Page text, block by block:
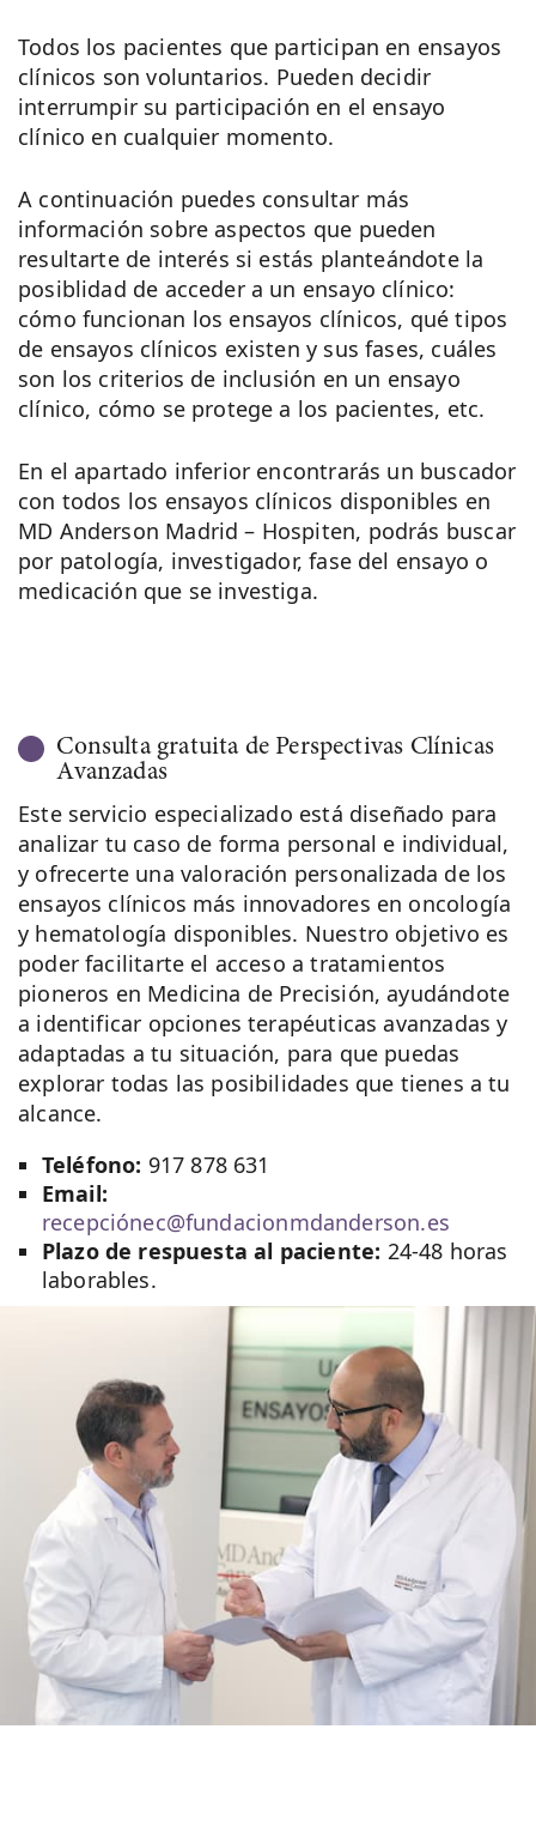
Todos los pacientes que participan en ensayos
clínicos son voluntarios. Pueden decidir
interrumpir su participación en el ensayo
clínico en cualquier momento.
A continuación puedes consultar más
información sobre aspectos que pueden
resultarte de interés si estás planteándote la
posiblidad de acceder a un ensayo clínico:
cómo funcionan los ensayos clínicos, qué tipos
de ensayos clínicos existen y sus fases, cuáles
son los criterios de inclusión en un ensayo
clínico, cómo se protege a los pacientes, etc.
En el apartado inferior encontrarás un buscador
con todos los ensayos clínicos disponibles en
MD Anderson Madrid – Hospiten, podrás buscar
por patología, investigador, fase del ensayo o
medicación que se investiga.
Consulta gratuita de Perspectivas Clínicas
Avanzadas
Este servicio especializado está diseñado para
analizar tu caso de forma personal e individual,
y ofrecerte una valoración personalizada de los
ensayos clínicos más innovadores en oncología
y hematología disponibles. Nuestro objetivo es
poder facilitarte el acceso a tratamientos
pioneros en Medicina de Precisión, ayudándote
a identificar opciones terapéuticas avanzadas y
adaptadas a tu situación, para que puedas
explorar todas las posibilidades que tienes a tu
alcance.
Teléfono: 917 878 631
Email:
recepciónec@fundacionmdanderson.es
Plazo de respuesta al paciente: 24-48 horas
laborables.